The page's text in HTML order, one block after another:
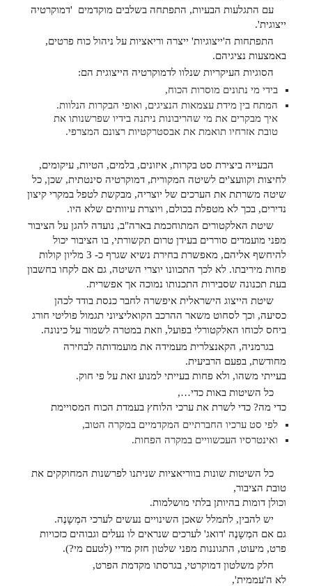
עם התגלעות הבעיות, התפתחה בשלבים מוקדמים 'דמוקרטיה
ייצוגית'.
התפתחות ה'ייצוגיות' ייצרה וריאציות על ניהול כוח פרטים,
באמצעות נציגיהם.
הסוגיות העיקריות שנלוו לדמוקרטיה הייצוגית הם:
בידי מי נתונים מוסרות הכוח,
המתח בין מידת עצמאות הנציגים, ואופי הבקרות הנלוות.
איך מבקרים את מי שהריבונות ניתנה בידיו שפרשנותו את
טובת אזרחיו תואמת את אבסטרקטיות רצונם המצרפי.
הבעייה ביצירת סט בקרות, איזונים, בלמים, הטיות, עיקומים,
לחיצות וקוועצ'ים לשיטה המקורית, דמוקרטיה סינטתית, שכן, כל
שיטה משרתת את הערכים של יוצריה, מבקשת לטפל במקרי קיצון
נדירים, בכך לא מטפלת בכולם, ויוצרת עיוותים שלא היו.
שיטת האלקטורים המתוחכמת בארה"ב, נועדה להגן על הציבור
מפני מועמדים סוררים בעידן טרום תקשורתי, בו הציבור יכול
להיחשף אליהם, מאפשרת בחירת נשיא שגרף כ- 3 מליון קולות
פחות מיריבתו. לא לכך התכוונו יוצרי השיטה, גם אם לקחו בחשבון
בעת תכנונה שסבירות התכנותו נמוכה אך אפשרית.
שיטת הייצוג הישראלית איפשרה לחבר כנסת בודד לכהן
כסיעה, וכך לסחוט משאר ההרכב הקואליציוני תגמול פוליטי חורג
ביחס לכוחו האלקטורלי בפועל, וזאת במטרה לשמור על כינונה.
בגרמניה, הקאנצלרית מעמידה את מועמדותה לבחירה
מחודשת, בפעם הרביעית.
בעייתי משהו, ולא פחות בעייתי למנוע זאת על פי חוק.
כל השיטות באות כדי…,
כדי מה? כדי לשרת את ערכי הלוחץ בעמדת הכוח המסויימת
לפי סט ערכיו החברתיים המקדמיים במקרה הטוב,
ואינטרסיו העכשוויים במקרה הפחות.
כל השיטות שונות בווריאציות שניתנו לפרשנות המחוקקים את
טובת הציבור,
וכולן דומות בהיותן בלתי מושלמות.
יש להבין, לתמלל שאכן השינויים נעשים לערכי המְשָנֶה.
גם אם המְשָנֶה 'דואג' לערכים שנראים לו נעלים וגבוהים כזכויות
פרט, מיעוט, התגוננות מפני שלטון חזק מדיי (לטעם מי?).
חלק משלטון דמוקרטי, בגרסתו מקדמת הפרט,
לא ה'עממית',